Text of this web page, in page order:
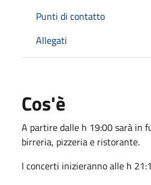
Punti di contatto
Allegati
Cos'è
A partire dalle h 19:00 sarà in
birreria, pizzeria e ristorante.
I concerti inizieranno alle h